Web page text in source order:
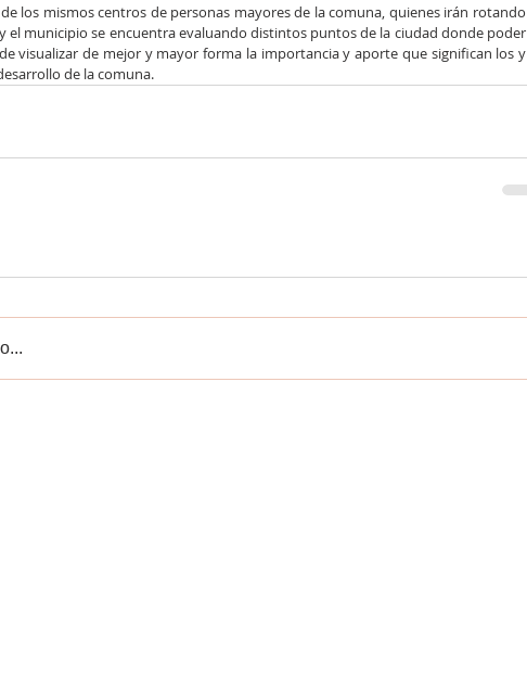
los mismos centros de personas mayores de la comuna, quienes irán rotando
el municipio se encuentra evaluando distintos puntos de la ciudad donde poder
visualizar de mejor y mayor forma la importancia y aporte que significan los y
de la comuna.